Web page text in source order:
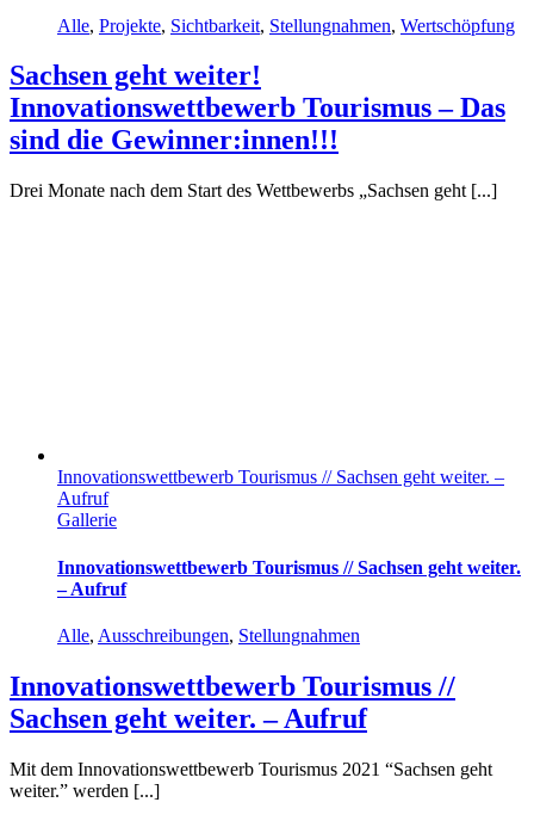
Alle, Projekte, Sichtbarkeit, Stellungnahmen, Wertschöpfung
Sachsen geht weiter!
Innovationswettbewerb Tourismus – Das
sind die Gewinner:innen!!!
Drei Monate nach dem Start des Wettbewerbs „Sachsen geht [...]
Innovationswettbewerb Tourismus // Sachsen geht weiter. –
Aufruf
Gallerie
Innovationswettbewerb Tourismus // Sachsen geht weiter.
– Aufruf
Alle, Ausschreibungen, Stellungnahmen
Innovationswettbewerb Tourismus //
Sachsen geht weiter. – Aufruf
Mit dem Innovationswettbewerb Tourismus 2021 “Sachsen geht
weiter.” werden [...]